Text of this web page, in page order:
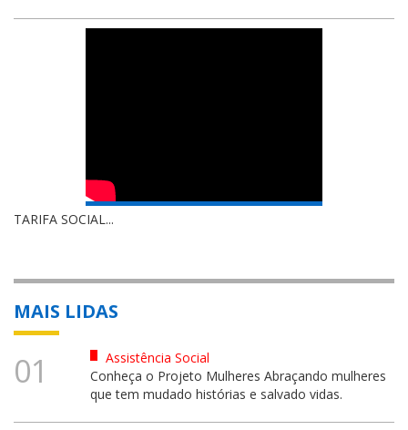
TARIFA SOCIAL...
MAIS LIDAS
01
Assistência Social
Conheça o Projeto Mulheres Abraçando mulheres
que tem mudado histórias e salvado vidas.